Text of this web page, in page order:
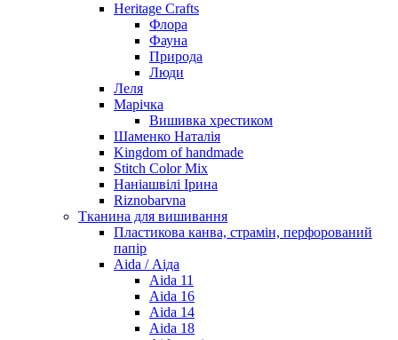
Heritage Crafts
Флора
Фауна
Природа
Люди
Леля
Марічка
Вишивка хрестиком
Шаменко Наталія
Kingdom of handmade
Stitch Color Mix
Наніашвілі Ірина
Riznobarvna
Тканина для вишивання
Пластикова канва, страмін, перфорований
папір
Aida / Аіда
Aida 11
Aida 16
Aida 14
Aida 18